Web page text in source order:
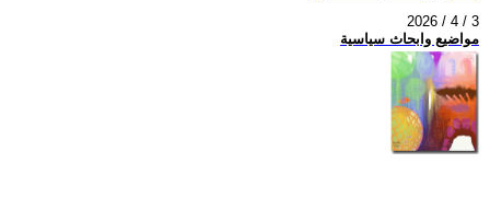
2026 / 4 / 3
مواضيع وابحاث سياسية